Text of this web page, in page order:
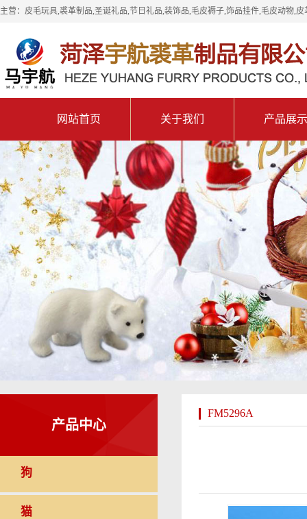
主营：皮毛玩具,裘革制品,圣诞礼品,节日礼品,装饰品,毛皮褥子,饰品挂件,毛皮动物,
网站首页 关于我们 产品展示
产品中心
狗
猫
FM5296A